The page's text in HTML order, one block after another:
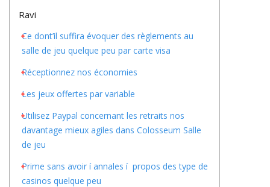
Ravi
Ce dont’il suffira évoquer des règlements au
salle de jeu quelque peu par carte visa
Réceptionnez nos économies
Les jeux offertes par variable
Utilisez Paypal concernant les retraits nos
davantage mieux agiles dans Colosseum Salle
de jeu
Prime sans avoir í annales í propos des type de
casinos quelque peu